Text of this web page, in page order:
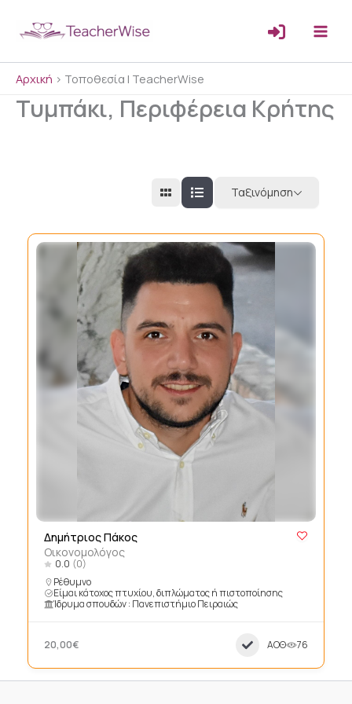
Αρχική > Τοποθεσία | TeacherWise
Τυμπάκι, Περιφέρεια Κρήτης
Ταξινόμηση
Δημήτριος Πάκος
Οικονομολόγος
0.0 (0)
Ρέθυμνο
Είμαι κάτοχος πτυχίου, διπλώματος ή πιστοποίησης
Ίδρυμα σπουδών : Πανεπιστήμιο Πειραιώς
20,00€ ΑΟΘ 76